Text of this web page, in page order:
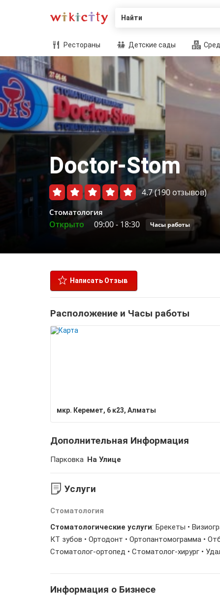
Найти
Рестораны Детские сады
Doctor-Stom
4.7(190 отзывов)
Стоматология
Открыто 09:00- 18:30 Часы работы
Написать Отзыв
Расположение и Часы работы
мкр. Керемет, 6 к23, Алматы
Дополнительная Информация
Парковка На Улице
Услуги
Стоматология
Стоматологические услуги: Брекеты •
КТ зубов • Ортодонт • Ортопантомограмма •
Стоматолог-ортопед • Стоматолог-хирург •
Информация о Бизнесе